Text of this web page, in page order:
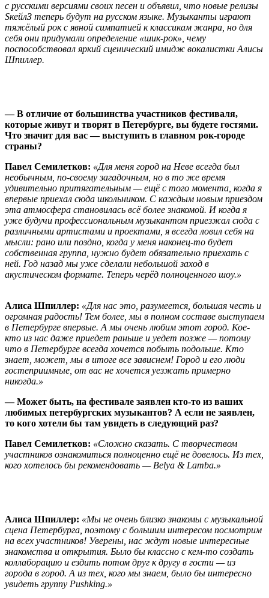
с русскими версиями своих песен и объявил, что новые релизы
SкейлЗ теперь будут на русском языке. Музыканты играют
тяжёлый рок с явной симпатией к классикам жанра, но для
себя они придумали определение «шик-рок», чему
поспособствовал яркий сценический имидж вокалистки Алисы
Шпиллер.
— В отличие от большинства участников фестиваля,
которые живут и творят в Петербурге, вы будете гостями.
Что значит для вас — выступить в главном рок-городе
страны?
Павел Семилетков: «Для меня город на Неве всегда был
необычным, по-своему загадочным, но в то же время
удивительно притягательным — ещё с того момента, когда я
впервые приехал сюда школьником. С каждым новым приездом
эта атмосфера становилась всё более знакомой. И когда я
уже будучи профессиональным музыкантом приезжал сюда с
различными артистами и проектами, я всегда ловил себя на
мысли: рано или поздно, когда у меня наконец-то будет
собственная группа, нужно будет обязательно приехать с
ней. Год назад мы уже сделали небольшой заход в
акустическом формате. Теперь черёд полноценного шоу.»
Алиса Шпиллер: «Для нас это, разумеется, большая честь и
огромная радость! Тем более, мы в полном составе выступаем
в Петербурге впервые. А мы очень любим этот город. Кое-
кто из нас даже приедет раньше и уедет позже — потому
что в Петербурге всегда хочется побыть подольше. Кто
знает, может, мы в итоге все зависнем! Город и его люди
гостеприимные, от вас не хочется уезжать примерно
никогда.»
— Может быть, на фестивале заявлен кто-то из ваших
любимых петербургских музыкантов? А если не заявлен,
то кого хотели бы там увидеть в следующий раз?
Павел Семилетков: «Сложно сказать. С творчеством
участников ознакомиться полноценно ещё не довелось. Из тех,
кого хотелось бы рекомендовать — Belya & Lamba.»
Алиса Шпиллер: «Мы не очень близко знакомы с музыкальной
сцена Петербурга, поэтому с большим интересом посмотрим
на всех участников! Уверены, нас ждут новые интересные
знакомства и открытия. Было бы классно с кем-то создать
коллаборацию и ездить потом друг к другу в гости — из
города в город. А из тех, кого мы знаем, было бы интересно
увидеть группу Pushking.»